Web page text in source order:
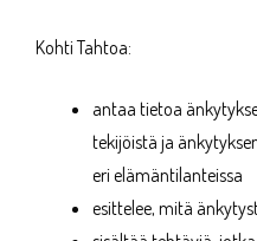
Kohti Tahtoa:
antaa tietoa
tekijöistä ja
eri elämäntilanteissa
esittelee, mitä